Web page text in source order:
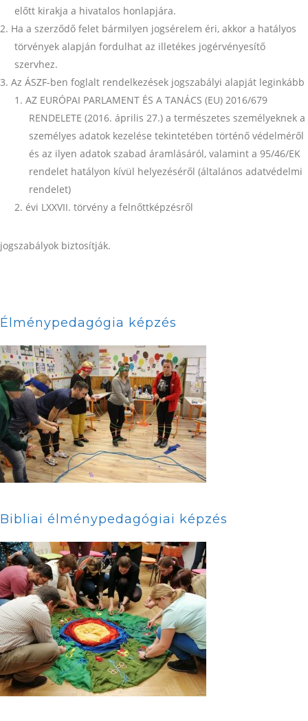
előtt kirakja a hivatalos honlapjára.
Ha a szerződő felet bármilyen jogsérelem éri, akkor a hatályos
törvények alapján fordulhat az illetékes jogérvényesítő
szervhez.
Az ÁSZF-ben foglalt rendelkezések jogszabályi alapját leginkább
AZ EURÓPAI PARLAMENT ÉS A TANÁCS (EU) 2016/679
RENDELETE (2016. április 27.) a természetes személyeknek a
személyes adatok kezelése tekintetében történő védelméről
és az ilyen adatok szabad áramlásáról, valamint a 95/46/EK
rendelet hatályon kívül helyezéséről (általános adatvédelmi
rendelet)
évi LXXVII. törvény a felnőttképzésről
jogszabályok biztosítják.
Élménypedagógia képzés
Bibliai élménypedagógiai képzés